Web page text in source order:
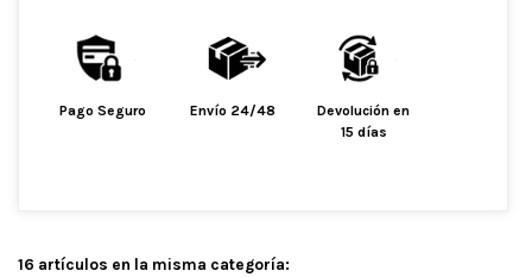
Pago Seguro Envío 24/48
Devolución en
15 días
16 artículos en la misma categoría: